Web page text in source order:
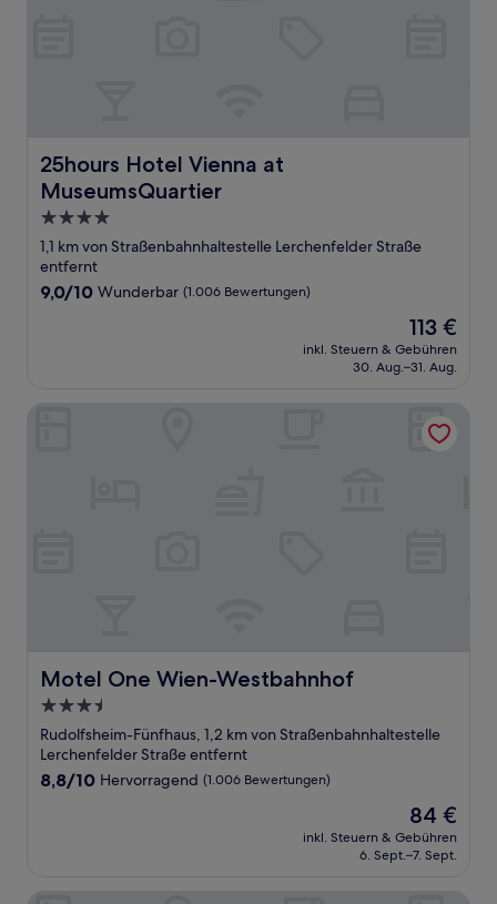
25hours Hotel Vienna at
MuseumsQuartier
25hours Hotel Vienna at MuseumsQuartier
4.0-
Sterne-
Unterkunft
1,1 km von Straßenbahnhaltestelle Lerchenfelder Straße
entfernt
9.0
9,0/10 Wunderbar (1.006 Bewertungen)
Der
Preis
beträgt
113 €
inkl. Steuern & Gebühren
30. Aug.–31. Aug.
Motel One Wien-Westbahnhof
Motel One Wien-Westbahnhof
3.5-
Sterne-
Unterkunft
Rudolfsheim-Fünfhaus, 1,2 km von Straßenbahnhaltestelle
Lerchenfelder Straße entfernt
8.8
8,8/10 Hervorragend (1.006 Bewertungen)
Der
Preis
beträgt
84 €
inkl. Steuern & Gebühren
6. Sept.–7. Sept.